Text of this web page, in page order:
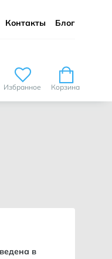
Контакты Блог
Избранное Корзина
в